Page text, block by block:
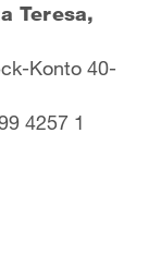
Teresa,
Konto 40-
4257 1